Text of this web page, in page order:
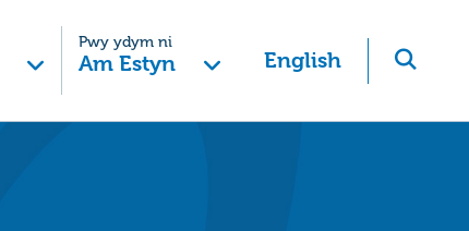
Pwy ydym ni
Am Estyn English